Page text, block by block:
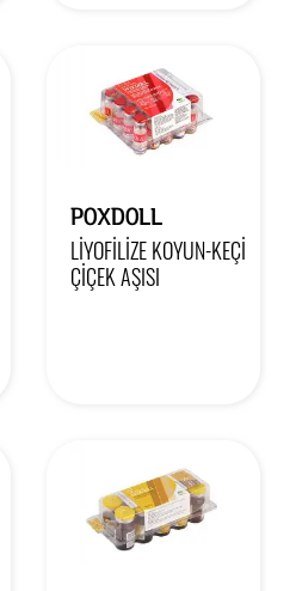
POXDOLL
LİYOFİLİZE KOYUN-KEÇİ
ÇİÇEK AŞISI